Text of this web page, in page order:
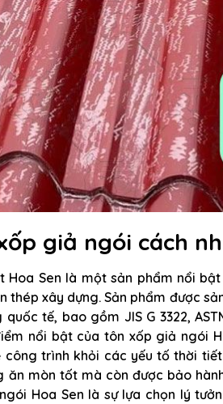
giả ngói cách
Hoa Sen là một sản phẩm nổi
thép xây dựng. Sản phẩm được
tế, bao gồm JIS G 3322,
nổi bật của tôn xốp giả ngói
trình khỏi các yếu tố thời
ăn mòn tốt mà còn được bảo
Hoa Sen là sự lựa chọn lý